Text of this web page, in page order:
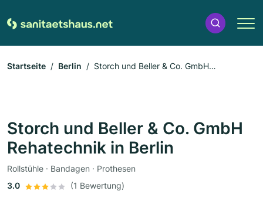
Startseite Berlin
Storch und Beller & Co. GmbH
Storch und Beller & Co. GmbH
Rehatechnik in Berlin
Rollstühle · Bandagen · Prothesen
3.0
(1 Bewertung)